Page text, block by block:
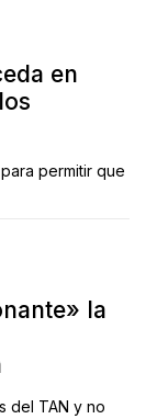
en
permitir que
la
del TAN y no